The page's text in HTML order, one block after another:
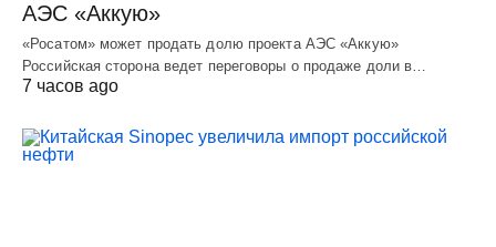
АЭС «Аккую»
«Росатом» может продать долю проекта АЭС «Аккую»
Российская сторона ведет переговоры о продаже доли в…
7 часов ago